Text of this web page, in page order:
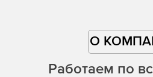
О
Работаем по